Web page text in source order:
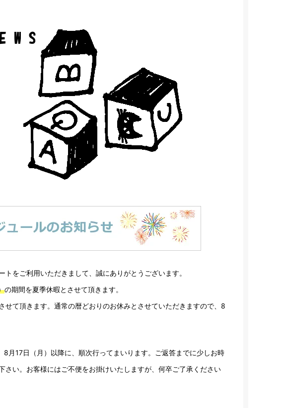
をご利用いただきまして、誠にありがとうございます。
の期間を夏季休暇とさせて頂きます。
せて頂きます。通常の暦どおりのお休みとさせていただきますので、8
月17日（月）以降に、順次行ってまいります。ご返答までに少しお時
さい。お客様にはご不便をお掛けいたしますが、何卒ご了承ください